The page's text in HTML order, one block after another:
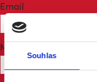
Souhlas
Email
Mobile phone (optional)